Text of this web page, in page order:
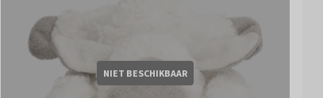
NIET BESCHIKBAAR